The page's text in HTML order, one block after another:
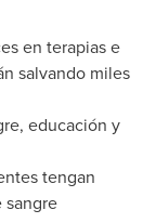
en terapias e
salvando miles
educación y
tengan
sangre